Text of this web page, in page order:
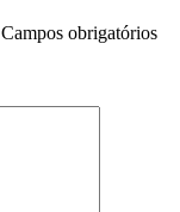
Campos obrigatórios